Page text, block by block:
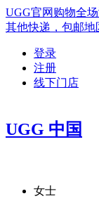
UGG官网购物全
其他快递，包邮地
登录
注册
线下门店
UGG 中国
女士